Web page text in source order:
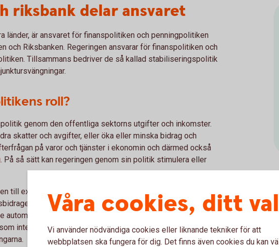
riksbank delar ansvaret
länder, är ansvaret för finanspolitiken och penningpolitiken
och Riksbanken. Regeringen ansvarar för finanspolitiken och
Tillsammans bedriver de så kallad stabiliseringspolitik
roll?
genom den offentliga sektorns utgifter och inkomster.
skatter och avgifter, eller öka eller minska bidrag och
på varor och tjänster i ekonomin och därmed också
så sätt kan regeringen genom sin politik stimulera eller
till exempel sänka skatter och öka bidragen till hushållen.
till kommunerna, för att undvika att folk sägs upp.
automatiska stabilisatorer, till exempel
inte kräver något aktivt politiskt beslut, vilket bidrar till att
Våra cookies, ditt val
Vi använder nödvändiga cookies eller liknande tekniker för att
webbplatsen ska fungera för dig. Det finns även cookies du kan